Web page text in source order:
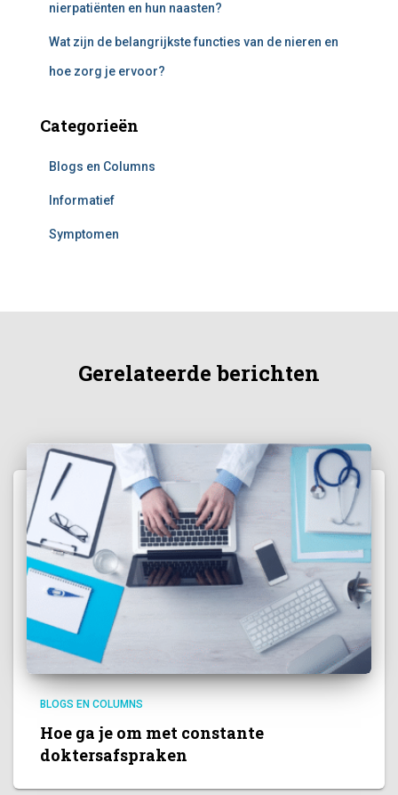
nierpatiënten en hun naasten?
Wat zijn de belangrijkste functies van de nieren en
hoe zorg je ervoor?
Categorieën
Blogs en Columns
Informatief
Symptomen
Gerelateerde berichten
BLOGS EN COLUMNS
Hoe ga je om met constante
doktersafspraken